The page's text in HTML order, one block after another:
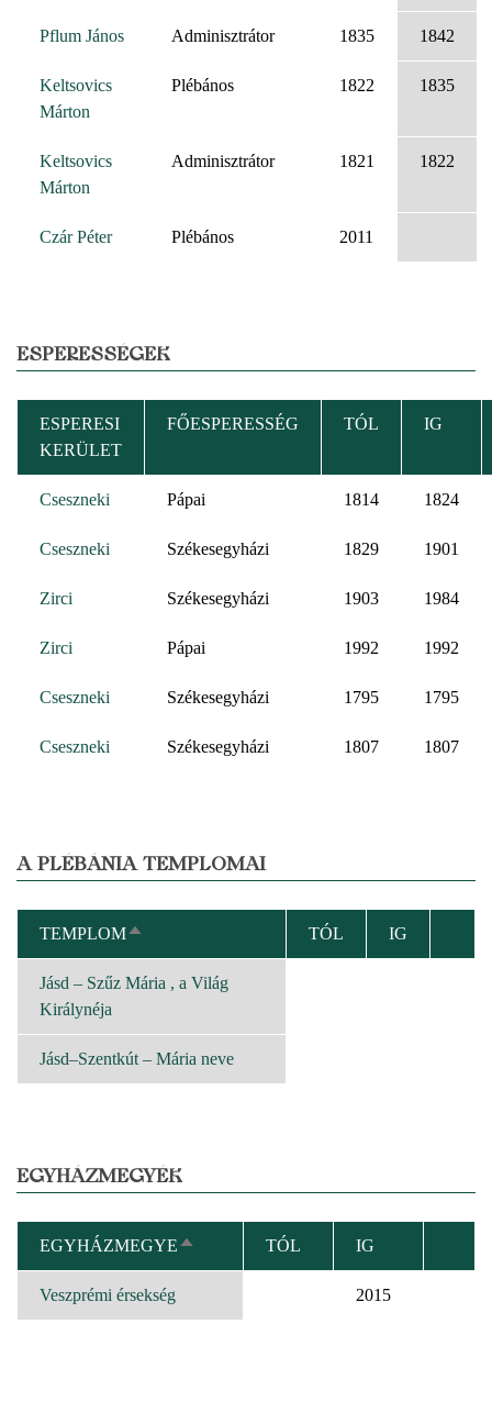
Pflum János Adminisztrátor 1835 1842
Keltsovics
Márton
Plébános 1822 1835
Keltsovics
Márton
Adminisztrátor 1821 1822
Czár Péter Plébános 2011
ESPERESSÉGEK
ESPERESI
KERÜLET
FŐESPERESSÉG TÓL IG
Cseszneki Pápai 1814 1824
Cseszneki Székesegyházi 1829 1901
Zirci Székesegyházi 1903 1984
Zirci Pápai 1992 1992
Cseszneki Székesegyházi 1795 1795
Cseszneki Székesegyházi 1807 1807
A PLÉBÁNIA TEMPLOMAI
TEMPLOMCSÖKKENŐ
RENDEZÉS
TÓL IG
Jásd – Szűz Mária , a Világ
Királynéja
Jásd–Szentkút – Mária neve
EGYHÁZMEGYÉK
EGYHÁZMEGYECSÖKKENŐ
RENDEZÉS
TÓL IG
Veszprémi érsekség 2015